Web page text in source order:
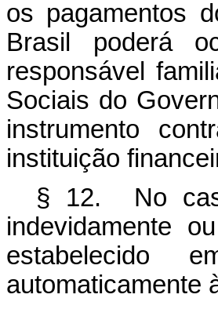
os pagamentos
Brasil poderá
responsável
Sociais do
instrumento
instituição
§ 12. No
indevidamente
estabelecido
automaticamente